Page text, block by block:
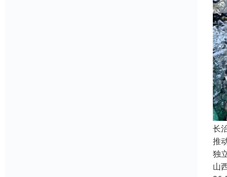
长
推
独
山